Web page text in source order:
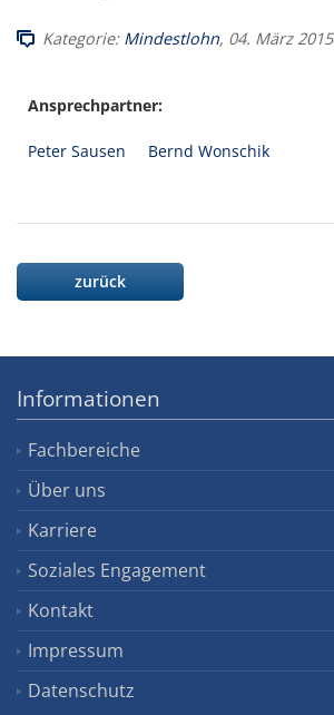
Kategorie: Mindestlohn, 04. März 2015
Ansprechpartner:
Peter Sausen Bernd Wonschik
zurück
Informationen
Fachbereiche
Über uns
Karriere
Soziales Engagement
Kontakt
Impressum
Datenschutz